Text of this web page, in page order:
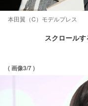
本田翼（C）モデルプレス
スクロール
( 画像3/7 )